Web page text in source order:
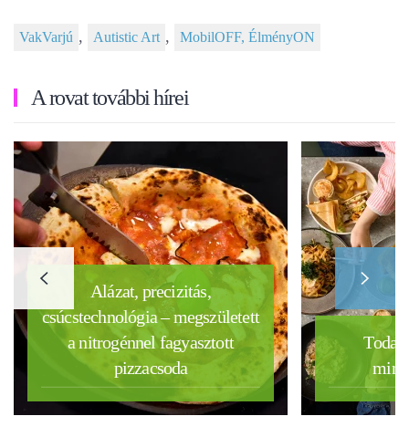
VakVarjú , Autistic Art , MobilOFF, ÉlményON
A rovat további hírei
Alázat, precizitás,
csúcstechnológia – megszületett
a nitrogénnel fagyasztott
pizzacsoda